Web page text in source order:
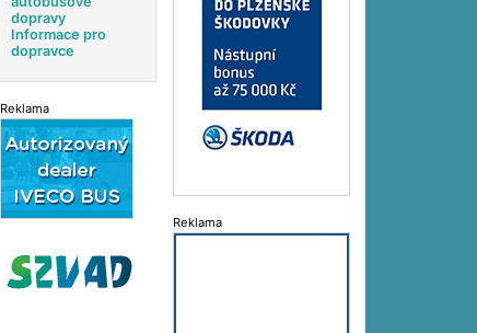
dopravy
Informace pro
dopravce
Reklama
Reklama